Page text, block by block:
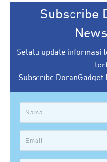
Subscribe
Selalu update informasi
Subscribe